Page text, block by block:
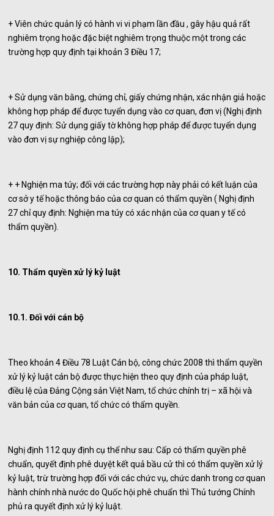
+ Viên chức quản lý có hành vi vi phạm lần đầu , gây hậu quả rất
nghiêm trọng hoặc đặc biệt nghiêm trọng thuộc một trong các
trường hợp quy định tại khoản 3 Điều 17;
+ Sử dụng văn bằng, chứng chỉ, giấy chứng nhận, xác nhận giả hoặc
không hợp pháp để được tuyển dụng vào cơ quan, đơn vị (Nghị định
27 quy định: Sử dụng giấy tờ không hợp pháp để được tuyển dụng
vào đơn vị sự nghiệp công lập);
+ + Nghiện ma túy; đối với các trường hợp này phải có kết luận của
cơ sở y tế hoặc thông báo của cơ quan có thẩm quyền ( Nghị định
27 chỉ quy định: Nghiện ma túy có xác nhận của cơ quan y tế có
thẩm quyền).
10. Thẩm quyền xử lý kỷ luật
10.1. Đối với cán bộ
Theo khoản 4 Điều 78 Luật Cán bộ, công chức 2008 thì thẩm quyền
xử lý kỷ luật cán bộ được thực hiện theo quy định của pháp luật,
điều lệ của Đảng Cộng sản Việt Nam, tổ chức chính trị – xã hội và
văn bản của cơ quan, tổ chức có thẩm quyền.
Nghị định 112 quy định cụ thể như sau: Cấp có thẩm quyền phê
chuẩn, quyết định phê duyệt kết quả bầu cử thì có thẩm quyền xử lý
kỷ luật, trừ trường hợp đối với các chức vụ, chức danh trong cơ quan
hành chính nhà nước do Quốc hội phê chuẩn thì Thủ tướng Chính
phủ ra quyết định xử lý kỷ luật.